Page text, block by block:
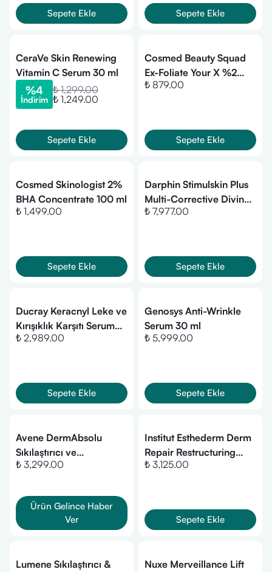
Sepete Ekle Sepete Ekle
CeraVe Skin Renewing
Vitamin C Serum 30 ml
%4
İndirim
₺ 1,299.00
₺ 1,249.00
Sepete Ekle
Cosmed Beauty Squad
Ex-Foliate Your X %2
Salicylic Acid Anti-
₺ 879.00
Sepete Ekle
Cosmed Skinologist 2%
BHA Concentrate 100 ml
₺ 1,499.00
Sepete Ekle
Darphin Stimulskin Plus
Multi-Corrective Divine
Serumask 50 ml
₺ 7,977.00
Sepete Ekle
Ducray Keracnyl Leke ve
Kırışıklık Karşıtı Serum
30 ml
₺ 2,989.00
Sepete Ekle
Genosys Anti-Wrinkle
Serum 30 ml
₺ 5,999.00
Sepete Ekle
Avene DermAbsolu
Sıkılaştırıcı ve
Yapılandırıcı Serum 30ml
₺ 3,299.00
Ürün Gelince Haber
Ver
Institut Esthederm Derm
Repair Restructuring
Serum 30Ml
₺ 3,125.00
Sepete Ekle
Lumene Sıkılaştırıcı &
Nuxe Merveillance Lift